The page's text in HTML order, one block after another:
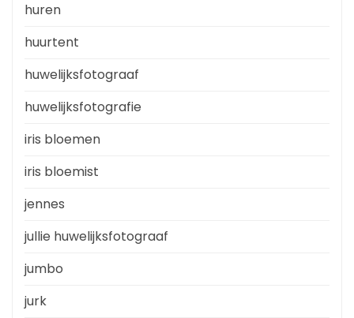
huren
huurtent
huwelijksfotograaf
huwelijksfotografie
iris bloemen
iris bloemist
jennes
jullie huwelijksfotograaf
jumbo
jurk